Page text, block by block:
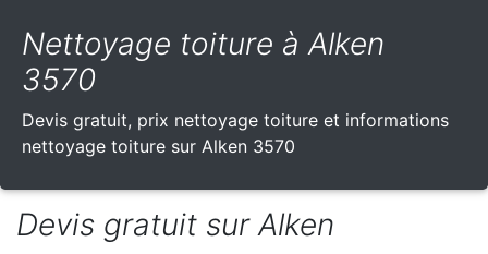
Nettoyage toiture à Alken
3570
Devis gratuit, prix nettoyage toiture et informations
nettoyage toiture sur Alken 3570
Devis gratuit sur Alken